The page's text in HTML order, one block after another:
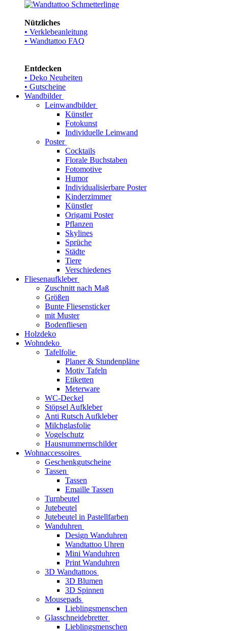
Nützliches
• Verklebeanleitung
• Wandtattoo FAQ
Entdecken
• Deko Neuheiten
• Gutscheine
Wandbilder
Leinwandbilder
Künstler
Fotokunst
Individuelle Leinwand
Poster
Cocktails
Florale Buchstaben
Fotomotive
Humor
Individualisierbare Poster
Kinderzimmer
Künstler
Origami Poster
Pflanzen
Skylines
Sprüche
Städte
Tiere
Verschiedenes
Fliesenaufkleber
Zuschnitt nach Maß
Größen
Bunte Fliesensticker
mit Muster
Bodenfliesen
Holzdeko
Wohndeko
Tafelfolie
Planer & Stundenpläne
Motiv Tafeln
Etiketten
Meterware
WC-Deckel
Stöpsel Aufkleber
Anti Rutsch Aufkleber
Milchglasfolie
Vogelschutz
Hausnummernschilder
Wohnaccessoires
Geschenkgutscheine
Tassen
Tassen
Emaille Tassen
Turnbeutel
Jutebeutel
Jutebeutel in Pastellfarben
Wanduhren
Design Wanduhren
Wandtattoo Uhren
Mini Wanduhren
Print Wanduhren
3D Wandtattoos
3D Blumen
3D Spinnen
Mousepads
Lieblingsmenschen
Glasschneidebretter
Lieblingsmenschen